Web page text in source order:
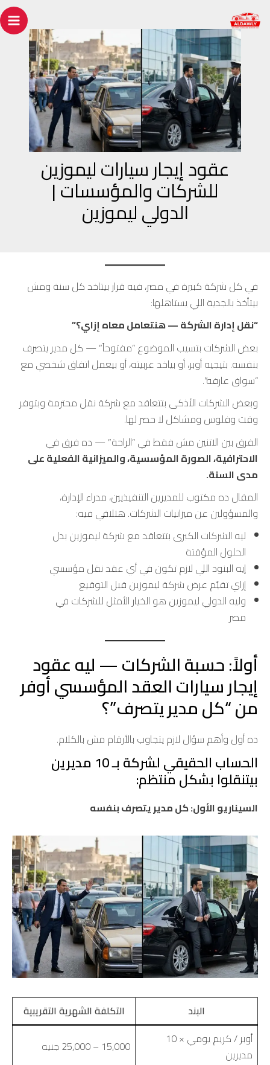
إلى
المحتوى
عقود إيجار سيارات ليموزين
للشركات والمؤسسات |
الدولي ليموزين
في كل شركة كبيرة في مصر، فيه قرار بيتاخد كل سنة ومش
بيتأخذ بالجدية اللي يستاهلها:
“نقل إدارة الشركة — هنتعامل معاه إزاي؟”
بعض الشركات بتسيب الموضوع “مفتوحاً” — كل مدير يتصرف
بنفسه. بتيجيه أوبر، أو بياخد عربيته، أو بيعمل اتفاق شخصي مع
“سواق عارفه”.
وبعض الشركات الأذكى بتتعاقد مع شركة نقل محترمة وبتوفر
وقت وفلوس ومشاكل لا حصر لها.
الفرق بين الاتنين مش فقط في “الراحة” — ده فرق في
الاحترافية، الصورة المؤسسية، والميزانية الفعلية على
مدى السنة.
المقال ده مكتوب للمديرين التنفيذيين، مدراء الإدارة،
والمسؤولين عن ميزانيات الشركات. هتلاقي فيه:
ليه الشركات الكبرى بتتعاقد مع شركة ليموزين بدل
الحلول المؤقتة
إيه البنود اللي لازم تكون في أي عقد نقل مؤسسي
إزاي تقيّم عرض شركة ليموزين قبل التوقيع
وليه الدولي ليموزين هو الخيار الأمثل للشركات في
مصر
أولاً: حسبة الشركات — ليه عقود
إيجار سيارات العقد المؤسسي أوفر
من “كل مدير يتصرف”؟
ده أول وأهم سؤال لازم يتجاوب بالأرقام مش بالكلام.
الحساب الحقيقي لشركة بـ 10 مديرين
بيتنقلوا بشكل منتظم:
السيناريو الأول: كل مدير يتصرف بنفسه
البند
التكلفة الشهرية التقريبية
أوبر / كريم يومي × 10
مديرين
15,000 – 25,000 جنيه
navigation